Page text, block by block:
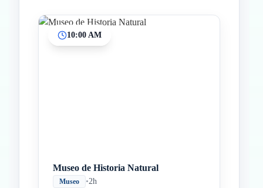
10:00 AM
Museo de Historia Natural
Museo •2h